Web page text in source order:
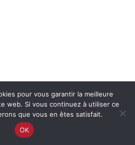
pour vous garantir la meilleure
web. Si vous continuez à utiliser ce
que vous en êtes satisfait.
OK